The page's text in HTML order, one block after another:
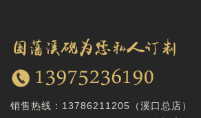
销售热线： 13786211205（溪口总店）